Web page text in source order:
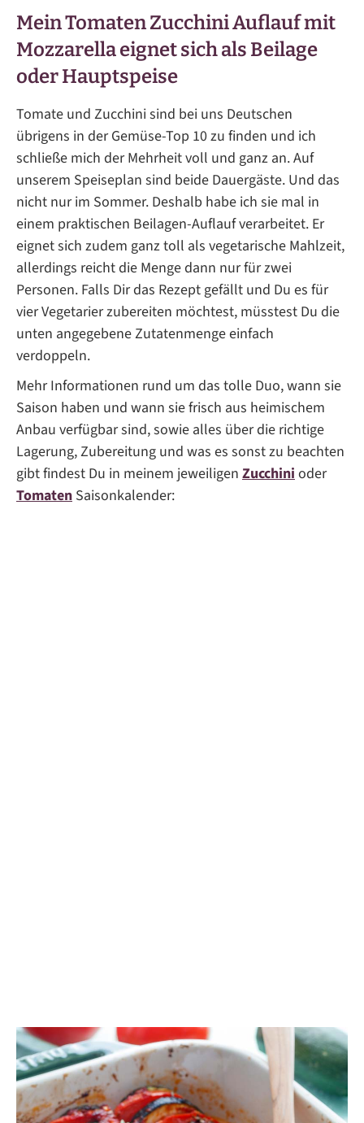
Mein Tomaten Zucchini Auflauf mit
Mozzarella eignet sich als Beilage
oder Hauptspeise
Tomate und Zucchini sind bei uns Deutschen
übrigens in der Gemüse-Top 10 zu finden und ich
schließe mich der Mehrheit voll und ganz an. Auf
unserem Speiseplan sind beide Dauergäste. Und das
nicht nur im Sommer. Deshalb habe ich sie mal in
einem praktischen Beilagen-Auflauf verarbeitet. Er
eignet sich zudem ganz toll als vegetarische Mahlzeit,
allerdings reicht die Menge dann nur für zwei
Personen. Falls Dir das Rezept gefällt und Du es für
vier Vegetarier zubereiten möchtest, müsstest Du die
unten angegebene Zutatenmenge einfach
verdoppeln.
Mehr Informationen rund um das tolle Duo, wann sie
Saison haben und wann sie frisch aus heimischem
Anbau verfügbar sind, sowie alles über die richtige
Lagerung, Zubereitung und was es sonst zu beachten
gibt findest Du in meinem jeweiligen Zucchinioder
Tomaten Saisonkalender: